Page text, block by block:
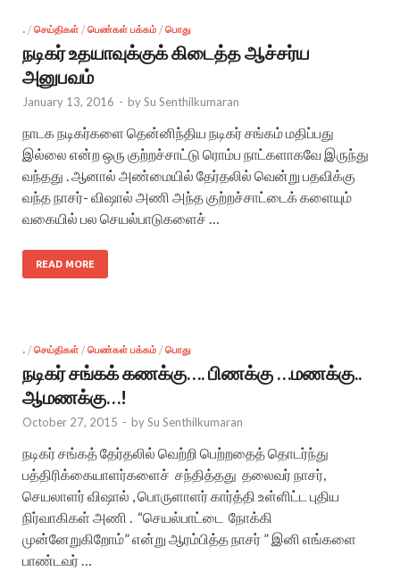
. / செய்திகள் / பெண்கள் பக்கம் / பொது
நடிகர் உதயாவுக்குக் கிடைத்த ஆச்சர்ய
அனுபவம்
January 13, 2016 - bySu Senthilkumaran
நாடக நடிகர்களை தென்னிந்திய நடிகர் சங்கம் மதிப்பது
இல்லை என்ற ஒரு குற்றச்சாட்டு ரொம்ப நாட்களாகவே இருந்து
வந்தது . ஆனால் அண்மையில் தேர்தலில் வென்று பதவிக்கு
வந்த நாசர்- விஷால் அணி அந்த குற்றச்சாட்டைக் களையும்
வகையில் பல செயல்பாடுகளைச் …
READ MORE
. / செய்திகள் / பெண்கள் பக்கம் / பொது
நடிகர் சங்கக் கணக்கு…. பிணக்கு …மணக்கு..
ஆமணக்கு…!
October 27, 2015 - bySu Senthilkumaran
நடிகர் சங்கத் தேர்தலில் வெற்றி பெற்றதைத் தொடர்ந்து
பத்திரிக்கையாளர்களைச் சந்தித்தது தலைவர் நாசர்,
செயலாளர் விஷால் , பொருளாளர் கார்த்தி உள்ளிட்ட புதிய
நிர்வாகிகள் அணி . “செயல்பாட்டை நோக்கி
முன்னேறுகிறோம்” என்று ஆரம்பித்த நாசர் ” இனி எங்களை
பாண்டவர் …